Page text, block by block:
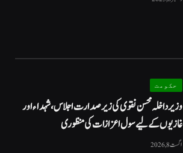
حکومت
وزیرداخلہ محسن نقوی کی زیر صدارت اجلاس، شہداء اور
غازیوں کے لیے سول اعزازات کی منظوری
اگست 8, 2026